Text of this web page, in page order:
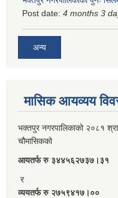
Post date: 4 months 3
अन्य
मासिक आयव्यय
भक्तपुर नगरपालिकाको २०८१
चौमासिकको
आयतर्फ रु‌ ३४४५६२७३७।३१
र
व्ययतर्फ रु २७५९४१७।००